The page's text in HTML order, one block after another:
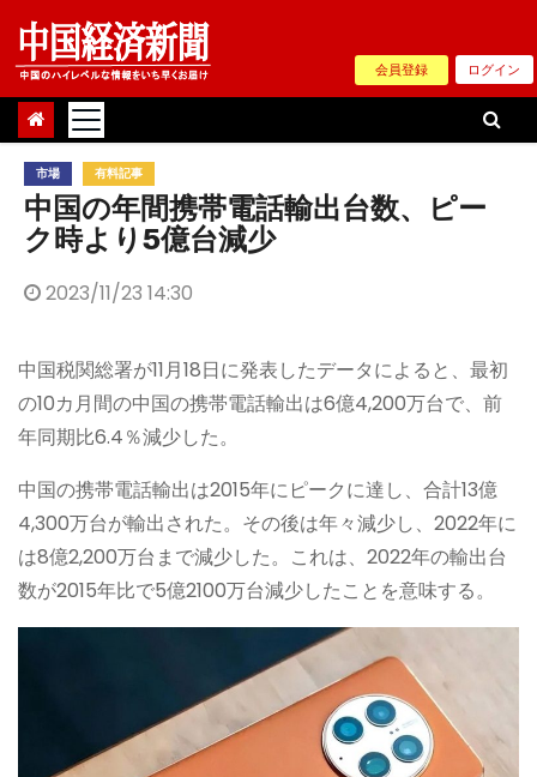
Skip
content
会員登録 ログイン
市場 有料記事
中国の年間携帯電話輸出台数、ピー
ク時より5億台減少
2023/11/23 14:30
中国税関総署が11月18日に発表したデータによると、最初
の10カ月間の中国の携帯電話輸出は6億4,200万台で、前
年同期比6.4％減少した。
中国の携帯電話輸出は2015年にピークに達し、合計13億
4,300万台が輸出された。その後は年々減少し、2022年に
は8億2,200万台まで減少した。これは、2022年の輸出台
数が2015年比で5億2100万台減少したことを意味する。